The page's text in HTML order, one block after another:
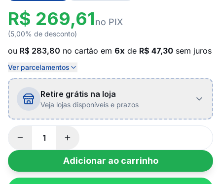
R$ 269,61no PIX
(5,00% de desconto)
ou R$ 283,80 no cartão em 6x de R$ 47,30 sem juros
Ver parcelamentos
Retire grátis na loja
Veja lojas disponíveis e prazos
Adicionar ao carrinho